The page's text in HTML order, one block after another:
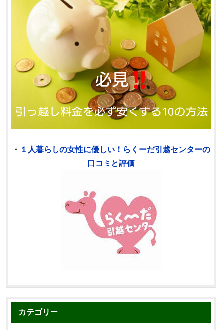
・ １人暮らしの女性に優しい！らくーだ引越センターの
口コミと評価
カテゴリー